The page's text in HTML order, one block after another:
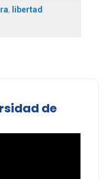
, libertad
de